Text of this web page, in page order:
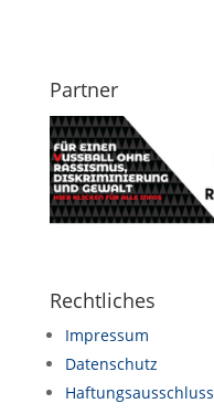
Partner
Rechtliches
Impressum
Datenschutz
Haftungsausschluss